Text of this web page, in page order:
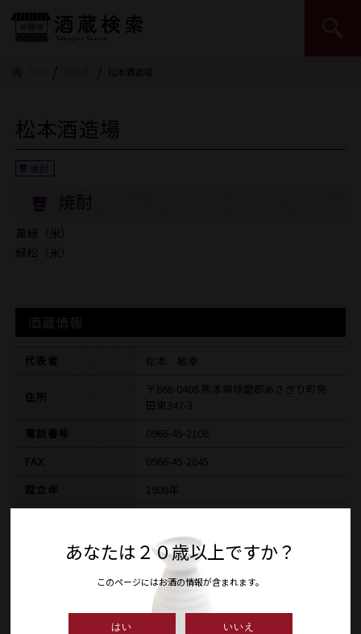
松本酒造場
松本酒造場
焼酎
萬緑（米）
緑松（米）
酒蔵情報
代表者 松本 敏幸
〒868-0408 熊本県球磨郡あさぎり町免
田東347-3
電話番号
0966-45-2106
FAX
0966-45-2845
設立年
1908年
banryoku@asagiri.jp
ギャラリー
あなたは２０歳以上ですか？
このページにはお酒の情報が含まれます。
はい いいえ